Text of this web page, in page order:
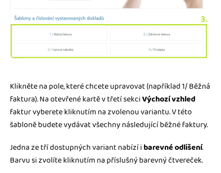
Klikněte na pole, které chcete upravovat (například 1/ Běžná
faktura). Na otevřené kartě v třetí sekciVýchozí vzhled
faktur vyberete kliknutím na zvolenou variantu. V této
šabloně budete vydávat všechny následující běžné faktury.
Jedna ze tří dostupných variant nabízí i barevné odlišení.
Barvu si zvolíte kliknutím na příslušný barevný čtvereček.